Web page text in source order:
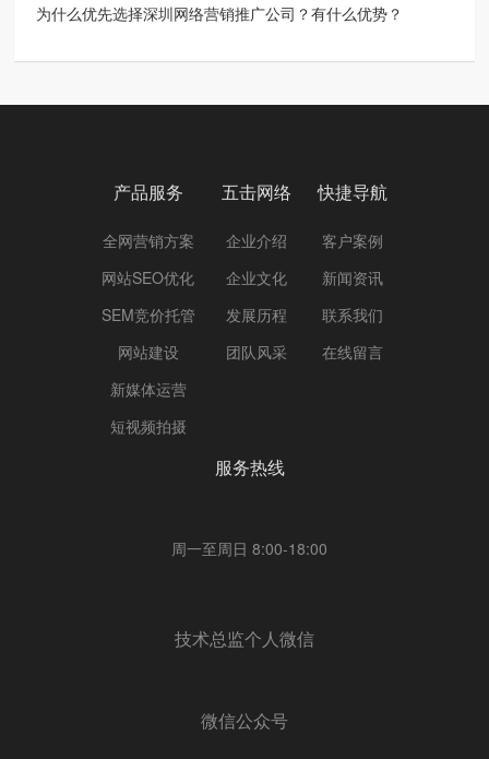
为什么优先选择深圳网络营销推广公司？有什么优势？
产品服务
全网营销方案
网站SEO优化
SEM竞价托管
网站建设
新媒体运营
短视频拍摄
五击网络
企业介绍
企业文化
发展历程
团队风采
快捷导航
客户案例
新闻资讯
联系我们
在线留言
服务热线
周一至周日 8:00-18:00
技术总监个人微信
微信公众号